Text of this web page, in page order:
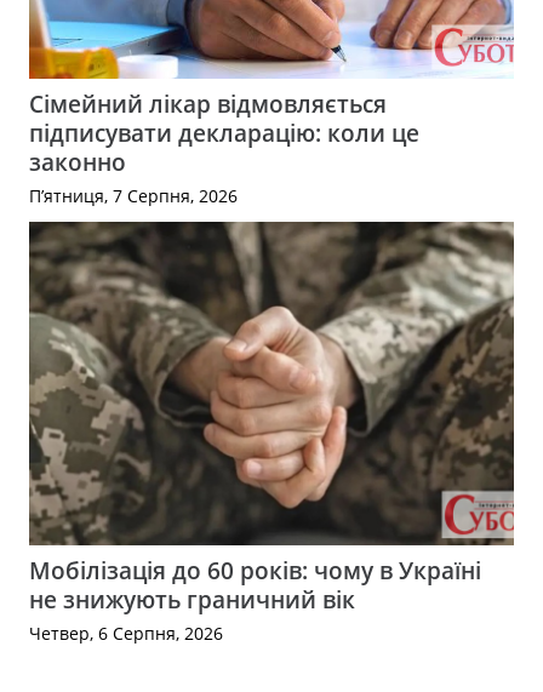
Сімейний лікар відмовляється
підписувати декларацію: коли це
законно
П’ятниця, 7 Серпня, 2026
Мобілізація до 60 років: чому в Україні
не знижують граничний вік
Четвер, 6 Серпня, 2026